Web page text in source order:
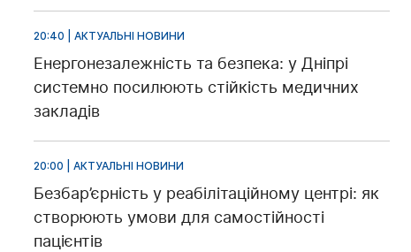
20:40 | АКТУАЛЬНІ НОВИНИ
Енергонезалежність та безпека: у Дніпрі
системно посилюють стійкість медичних
закладів
20:00 | АКТУАЛЬНІ НОВИНИ
Безбар’єрність у реабілітаційному центрі: як
створюють умови для самостійності
пацієнтів